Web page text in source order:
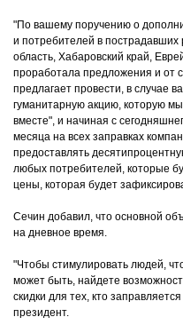
"По вашему поручению о
и потребителей в пострадавших
область, Хабаровский край,
проработала предложения и от
предлагает провести, в случае
гуманитарную акцию, которую
вместе", и начиная с
месяца на всех заправках
предоставлять
любых потребителей, которые
цены, которая будет
Сечин добавил, что основной
на дневное время.
"Чтобы стимулировать людей,
может быть, найдете
скидки для тех, кто
президент.